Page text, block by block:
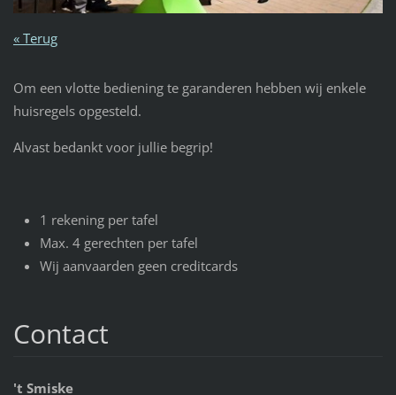
« Terug
Om een vlotte bediening te garanderen hebben wij enkele
huisregels opgesteld.
Alvast bedankt voor jullie begrip!
1 rekening per tafel
Max. 4 gerechten per tafel
Wij aanvaarden geen creditcards
Contact
't Smiske